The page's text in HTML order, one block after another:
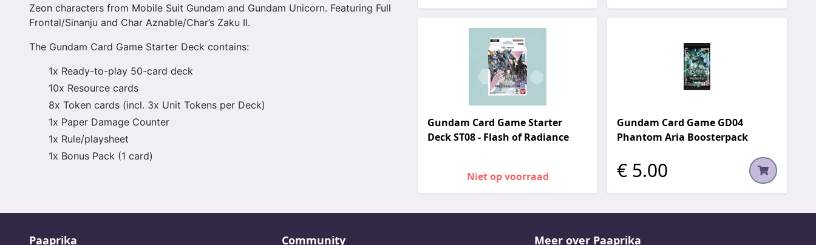
Zeon characters from Mobile Suit Gundam and Gundam Unicorn. Featuring Full
Frontal/Sinanju and Char Aznable/Char’s Zaku II.
The Gundam Card Game Starter Deck contains:
1x Ready-to-play 50-card deck
10x Resource cards
8x Token cards (incl. 3x Unit Tokens per Deck)
1x Paper Damage Counter
1x Rule/playsheet
1x Bonus Pack (1 card)
Gundam Card Game Starter
Deck ST08 - Flash of Radiance
Niet op voorraad
Gundam Card Game GD04
Phantom Aria Boosterpack
€ 5.00
Paaprika Community Meer over Paaprika